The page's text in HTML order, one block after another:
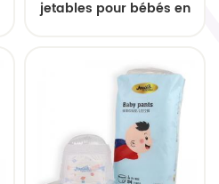
jetables pour bébés en